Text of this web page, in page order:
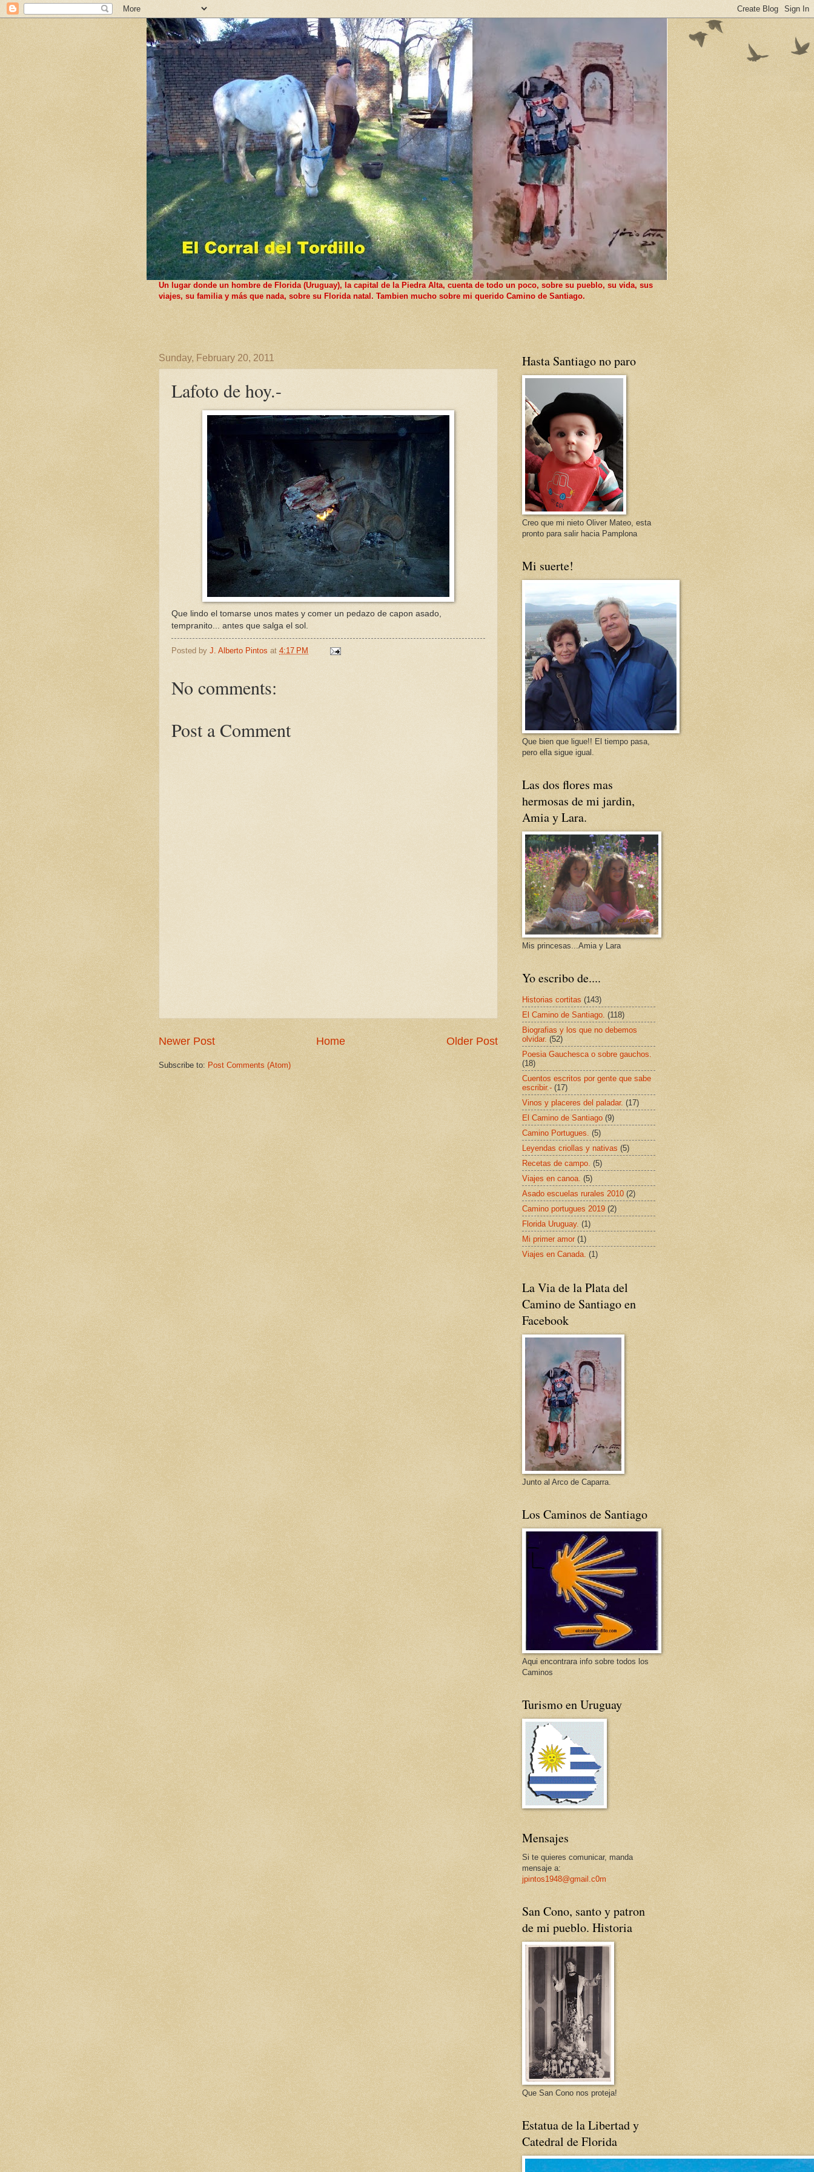
Un lugar donde un hombre de Florida (Uruguay), la capital de la Piedra Alta, cuenta de todo un poco, sobre su pueblo, su vida, sus
viajes, su familia y más que nada, sobre su Florida natal. Tambien mucho sobre mi querido Camino de Santiago.
Sunday, February 20, 2011
Lafoto de hoy.-
Que lindo el tomarse unos mates y comer un pedazo de capon asado,
tempranito... antes que salga el sol.
Posted by J. Alberto Pintos at 4:17 PM
No comments:
Post a Comment
Newer Post Older Post
Home
Subscribe to: Post Comments (Atom)
Hasta Santiago no paro
Creo que mi nieto Oliver Mateo, esta
pronto para salir hacia Pamplona
Mi suerte!
Que bien que ligue!! El tiempo pasa,
pero ella sigue igual.
Las dos flores mas
hermosas de mi jardin,
Amia y Lara.
Mis princesas...Amia y Lara
Yo escribo de....
Historias cortitas (143)
El Camino de Santiago. (118)
Biografias y los que no debemos
olvidar. (52)
Poesia Gauchesca o sobre gauchos.
(18)
Cuentos escritos por gente que sabe
escribir.- (17)
Vinos y placeres del paladar. (17)
El Camino de Santiago (9)
Camino Portugues. (5)
Leyendas criollas y nativas (5)
Recetas de campo. (5)
Viajes en canoa. (5)
Asado escuelas rurales 2010 (2)
Camino portugues 2019 (2)
Florida Uruguay. (1)
Mi primer amor (1)
Viajes en Canada. (1)
La Via de la Plata del
Camino de Santiago en
Facebook
Junto al Arco de Caparra.
Los Caminos de Santiago
Aqui encontrara info sobre todos los
Caminos
Turismo en Uruguay
Mensajes
Si te quieres comunicar, manda
mensaje a:
jpintos1948@gmail.c0m
San Cono, santo y patron
de mi pueblo. Historia
Que San Cono nos proteja!
Estatua de la Libertad y
Catedral de Florida